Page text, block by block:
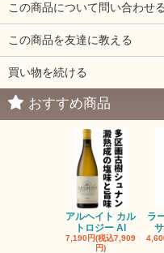
この商品について問い合わせる
この商品を友達に教える
買い物を続ける
おすすめ商品
アルヘイト カル
トロジー Al
7,190円(税込7,909
円)
ラ